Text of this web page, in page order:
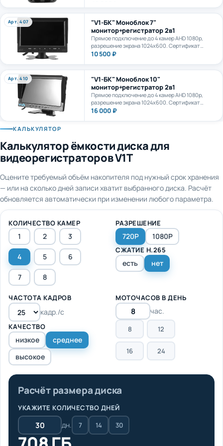
microSD до 1Тб.
Арт. 407
"V1-БК" Моноблок 7"
монитор+регистратор 2в1
Прямое подключение до 4 камер AHD 1080p,
разрешение экрана 1024х600. Сертификат
ПП969.
10 500 ₽
Арт. 410
"V1-БК" Моноблок 10"
монитор+регистратор 2в1
Прямое подключение до 4 камер AHD 1080p,
разрешение экрана 1024х600. Сертификат
ПП969.
16 000 ₽
КАЛЬКУЛЯТОР
Калькулятор ёмкости диска для
видеорегистраторов V1T
— или на сколько дней записи хватит выбранного диска. Расчёт
обновляется автоматически при изменении любого параметра.
1 2 3
4 5 6
7 8
720P 1080P
СЖАТИЕ H.265
есть нет
КАЧЕСТВО
низкое
среднее
высокое
Расчёт размера диска
7 14 30
708 ГБ